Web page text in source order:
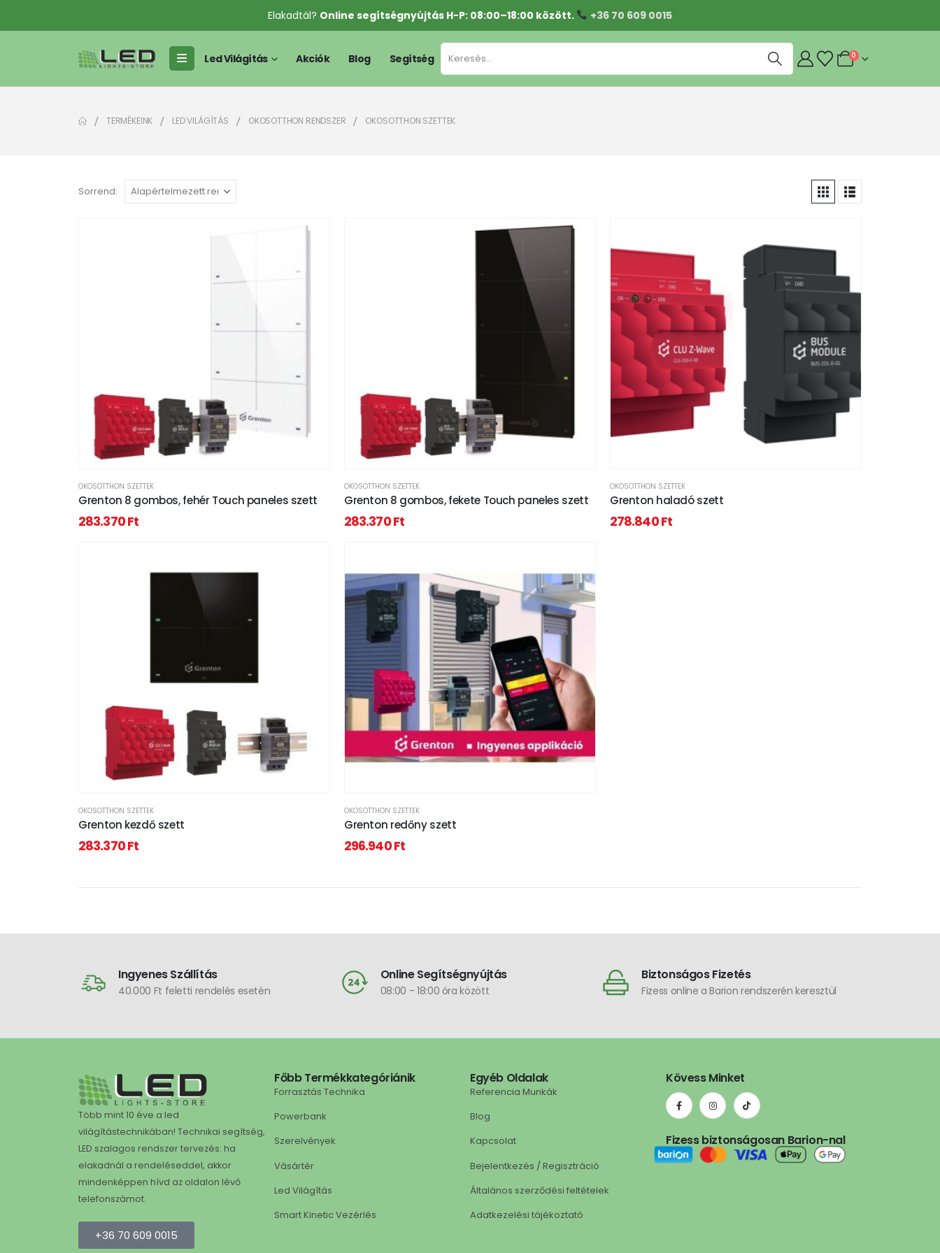
Elakadtál? Online segítségnyújtás H-P: 08:00–18:00 között. +36 70 609 0015
Led Világítás Akciók Blog Segítség 0
TERMÉKEINK LED VILÁGÍTÁS OKOSOTTHON RENDSZER OKOSOTTHON SZETTEK
Sorrend:
OKOSOTTHON SZETTEK
Grenton 8 gombos, fehér Touch paneles szett
283.370Ft
OKOSOTTHON SZETTEK
Grenton 8 gombos, fekete Touch paneles szett
283.370Ft
OKOSOTTHON SZETTEK
Grenton haladó szett
278.840Ft
OKOSOTTHON SZETTEK
Grenton kezdő szett
283.370Ft
OKOSOTTHON SZETTEK
Grenton redőny szett
296.940Ft
Ingyenes Szállítás
40.000 Ft feletti rendelés esetén
Online Segítségnyújtás
08:00 - 18:00 óra között
Biztonságos Fizetés
Fizess online a Barion rendszerén keresztül
Több mint 10 éve a led
világítástechnikában! Technikai segítség,
LED szalagos rendszer tervezés: ha
elakadnál a rendeléseddel, akkor
mindenképpen hívd az oldalon lévő
telefonszámot.
+36 70 609 0015
Főbb Termékkategóriánik
Forrasztás Technika
Powerbank
Szerelvények
Vásártér
Led Világítás
Smart Kinetic Vezérlés
Egyéb Oldalak
Referencia Munkák
Blog
Kapcsolat
Bejelentkezés / Regisztráció
Általános szerződési feltételek
Adatkezelési tájékoztató
Kövess Minket
Fizess biztonságosan Barion-nal